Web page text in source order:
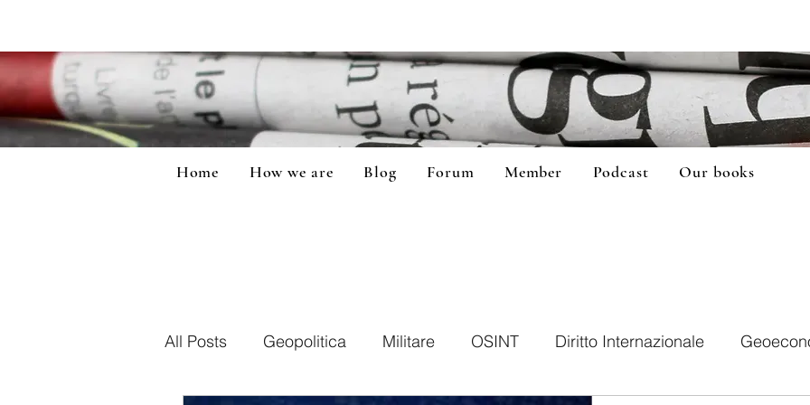
Home How we are Blog Forum Member Podcast Our books
All Posts Geopolitica Militare OSINT Diritto Internazionale